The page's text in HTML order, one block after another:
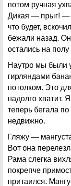
потом ручная
Дикая — прыг! —
что будет,
бежали назад.
остались на
Наутро мы были
гирляндами
потолком. Это
надолго хватит.
теперь бегала
недвижно.
Гляжу —
Вот она
Рама слегка
покрепче
притаился.